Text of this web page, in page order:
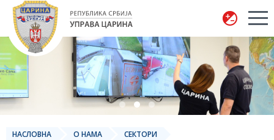
Управа царина
НАСЛОВНА О НАМА
СЕКТОРИ